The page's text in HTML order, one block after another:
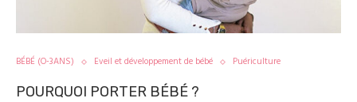
BÉBÉ (O-3ANS) Eveil et développement de bébé Puériculture
POURQUOI PORTER BÉBÉ ?